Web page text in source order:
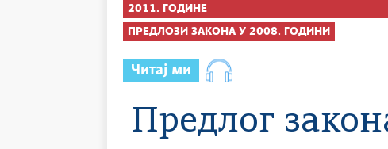
2011. ГОДИНЕ
ПРЕДЛОЗИ ЗАКОНА У 2008. ГОДИНИ
Читај ми
Предлог